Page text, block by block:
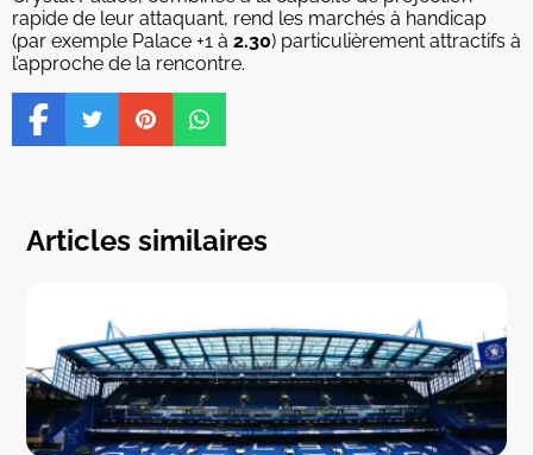
rapide de leur attaquant, rend les marchés à handicap
(par exemple Palace +1 à 2.30) particulièrement attractifs à
l’approche de la rencontre.
Articles similaires